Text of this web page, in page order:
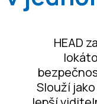
HEAD
Slouží